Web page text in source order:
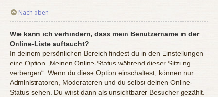
Nach oben
Wie kann ich verhindern, dass mein Benutzername in der
Online-Liste auftaucht?
In deinem persönlichen Bereich findest du in den Einstellungen
eine Option „Meinen Online-Status während dieser Sitzung
verbergen“. Wenn du diese Option einschaltest, können nur
Administratoren, Moderatoren und du selbst deinen Online-
Status sehen. Du wirst dann als unsichtbarer Besucher gezählt.